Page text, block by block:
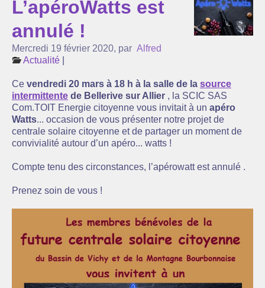
L’association Com’Toit
Nos partenaires
Agenda
Actualité
Réflexions sur l’énergie ...
Suivi de la production de nos centrales solaires
L’apéroWatts est
annulé !
Mercredi 19 février 2020, par Alfred
Actualité
Ce vendredi 20 mars à 18 h à la salle de la source
intermittente de Bellerive sur Allier , la SCIC SAS
Com.TOIT Energie citoyenne vous invitait à un apéro
Watts... occasion de vous présenter notre projet de
centrale solaire citoyenne et de partager un moment de
convivialité autour d’un apéro... watts !
Compte tenu des circonstances, l’apérowatt est annulé .
Prenez soin de vous !